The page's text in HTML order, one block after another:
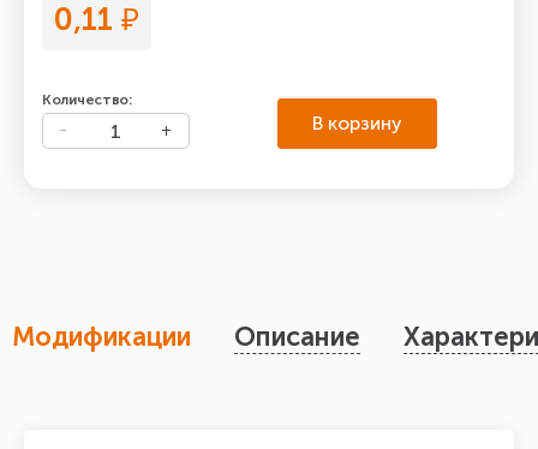
0,11 ₽
Количество:
В корзину
Модификации Описание